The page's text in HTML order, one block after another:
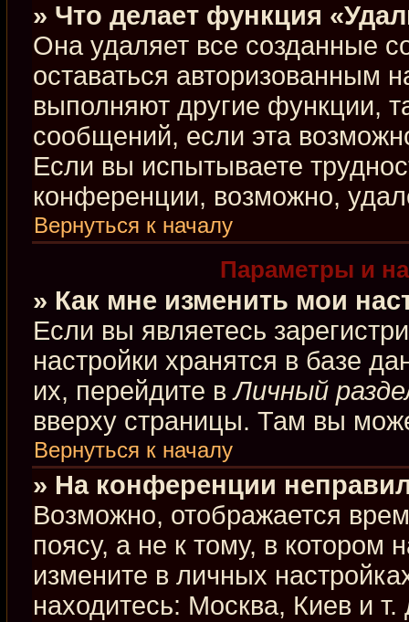
» Что делает функция
Она удаляет все созданные
оставаться авторизованным
выполняют другие функции,
сообщений, если эта
Если вы испытываете
конференции, возможно,
Вернуться к началу
Параметры и
» Как мне изменить мои
Если вы являетесь
настройки хранятся в базе
их, перейдите вЛичный
вверху страницы. Там вы
Вернуться к началу
» На конференции
Возможно, отображается
поясу, а не к тому, в котором
измените в личных
находитесь: Москва, Киев и